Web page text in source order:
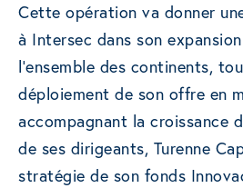
Cette opération va donner
à Intersec dans son
l’ensemble des continents,
déploiement de son offre en
accompagnant la croissance
de ses dirigeants, Turenne
stratégie de son fonds